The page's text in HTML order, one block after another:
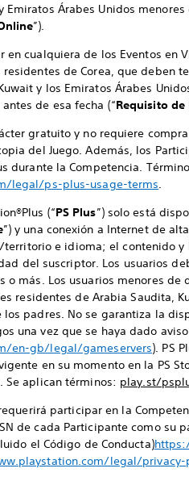
Emiratos Árabes Unidos menores
”).
en cualquiera de los Eventos en
de Corea, que deben
y los Emiratos Árabes
de esa fecha (“Requisito
gratuito y no requiere
del Juego. Además, los
durante la Competencia.
legal/ps-plus-usage-terms.
(“PS Plus”) solo está
”) y una conexión a Internet de
e idioma; el contenido
del suscriptor. Los usuarios
o más. Los usuarios menores
residentes de Arabia Saudita,
padres. No se garantiza la
una vez que se haya dado
en-gb/legal/gameservers). PS
en su momento en la PS
Se aplican términos: play.st/
participar en la
de cada Participante como su
el Código de Conducta)
legal/privacy-